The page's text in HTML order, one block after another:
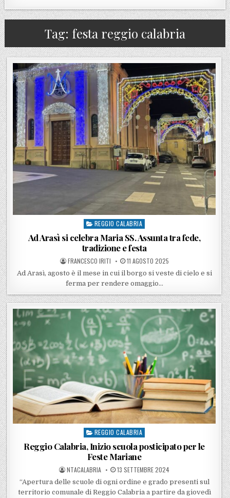
Tag: festa reggio calabria
Posted in
REGGIO CALABRIA
Ad Arasì si celebra Maria SS. Assunta tra fede,
tradizione e festa
POSTED BY
FRANCESCO IRITI POSTED ON
11 AGOSTO 2025
Ad Arasì, agosto è il mese in cui il borgo si veste di cielo e si
ferma per rendere omaggio…
Posted in
REGGIO CALABRIA
Reggio Calabria, Inizio scuola posticipato per le
Feste Mariane
POSTED BY
NTACALABRIA POSTED ON
13 SETTEMBRE 2024
“Apertura delle scuole di ogni ordine e grado presenti sul
territorio comunale di Reggio Calabria a partire da giovedì